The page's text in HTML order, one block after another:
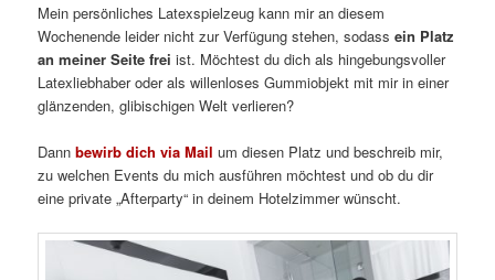
Mein persönliches Latexspielzeug kann mir an diesem
Wochenende leider nicht zur Verfügung stehen, sodassein Platz
an meiner Seite freiist. Möchtest du dich als hingebungsvoller
Latexliebhaber oder als willenloses Gummiobjekt mit mir in einer
glänzenden, glibischigen Welt verlieren?
Dannbewirb dich via Mail um diesen Platz und beschreib mir,
zu welchen Events du mich ausführen möchtest und ob du dir
eine private „Afterparty“ in deinem Hotelzimmer wünscht.